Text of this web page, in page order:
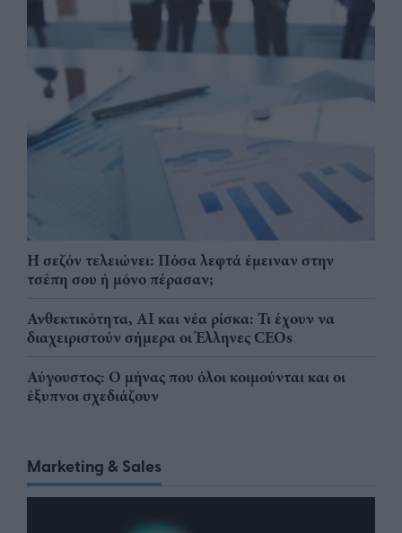
Η σεζόν τελειώνει: Πόσα λεφτά έμειναν στην
τσέπη σου ή μόνο πέρασαν;
Ανθεκτικότητα, AI και νέα ρίσκα: Τι έχουν να
διαχειριστούν σήμερα οι Έλληνες CEOs
Αύγουστος: Ο μήνας που όλοι κοιμούνται και οι
έξυπνοι σχεδιάζουν
Marketing & Sales